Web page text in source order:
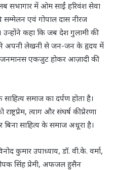
सभागार में ओम साईं हरिवंश सेवा
एवं गोपाल दास नीरज
उन्होंने कहा कि जब देश गुलामी की
अपनी लेखनी से जन-जन के हृदय में
एकजुट होकर आज़ादी की
समाज का दर्पण होता है।
त्याग और संघर्ष की प्रेरणा
साहित्य के समाज अधूरा है।
कुमार उपाध्याय, डॉ. वी.के. वर्मा,
सिंह प्रेमी, अफजल हुसैन